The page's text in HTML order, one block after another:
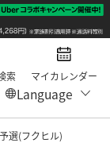
索 マイカレンダー
選(フクヒル)